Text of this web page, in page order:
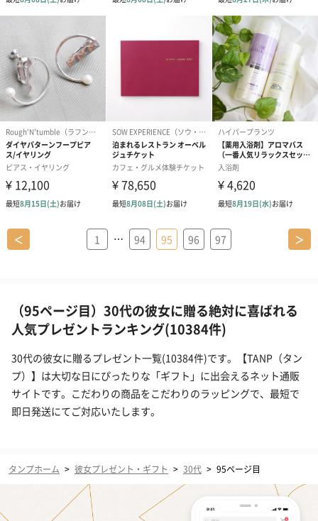
＜ 1 … 94 95 96 97 ＞
（95ページ目）30代の彼女に贈る絶対に喜ばれる
人気プレゼントランキング(10384件)
30代の彼女に贈るプレゼント一覧(10384件)です。【TANP（タン
プ）】は大切な日にぴったりな「ギフト」に出会えるネット通販
サイトです。こだわりの商品をこだわりのラッピングで、最短で
即日発送にてご対応いたします。
タンプホーム > 彼女プレゼント・ギフト > 30代 > 95ページ目